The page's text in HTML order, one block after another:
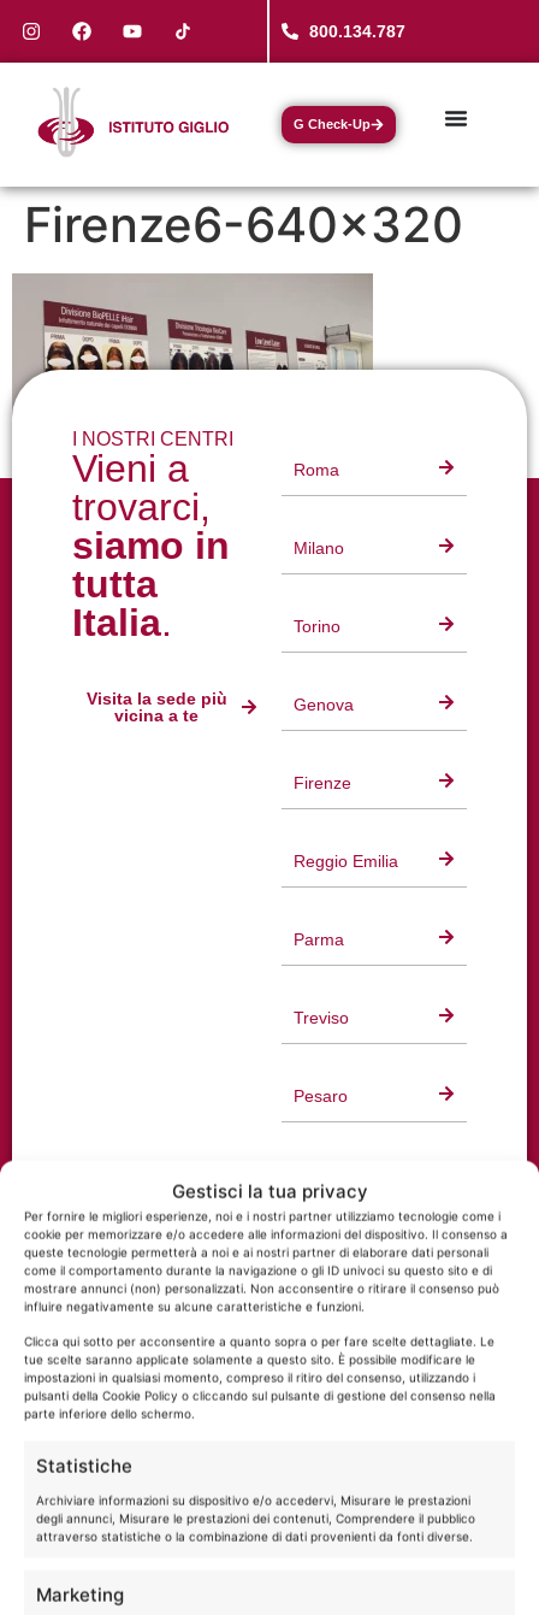
Gestisci la tua privacy
Per fornire le migliori esperienze, noi e i nostri partner utilizziamo tecnologie come i
cookie per memorizzare e/o accedere alle informazioni del dispositivo. Il consenso a
queste tecnologie permetterà a noi e ai nostri partner di elaborare dati personali
come il comportamento durante la navigazione o gli ID univoci su questo sito e di
mostrare annunci (non) personalizzati. Non acconsentire o ritirare il consenso può
influire negativamente su alcune caratteristiche e funzioni.
Clicca qui sotto per acconsentire a quanto sopra o per fare scelte dettagliate. Le
tue scelte saranno applicate solamente a questo sito. È possibile modificare le
impostazioni in qualsiasi momento, compreso il ritiro del consenso, utilizzando i
pulsanti della Cookie Policy o cliccando sul pulsante di gestione del consenso nella
parte inferiore dello schermo.
Statistiche
Archiviare informazioni su dispositivo e/o accedervi, Misurare le prestazioni
degli annunci, Misurare le prestazioni dei contenuti, Comprendere il pubblico
attraverso statistiche o la combinazione di dati provenienti da fonti diverse.
Marketing
800.134.787
G Check-Up
Firenze6-640×320
I NOSTRI CENTRI
Vieni a
trovarci,
siamo in
tutta
Italia.
Visita la sede più
vicina a te
Roma
Milano
Torino
Genova
Firenze
Reggio Emilia
Parma
Treviso
Pesaro
Catania
Taranto
SEDE LEGALE